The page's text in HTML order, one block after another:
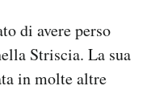
di avere perso
Striscia. La sua
in molte altre